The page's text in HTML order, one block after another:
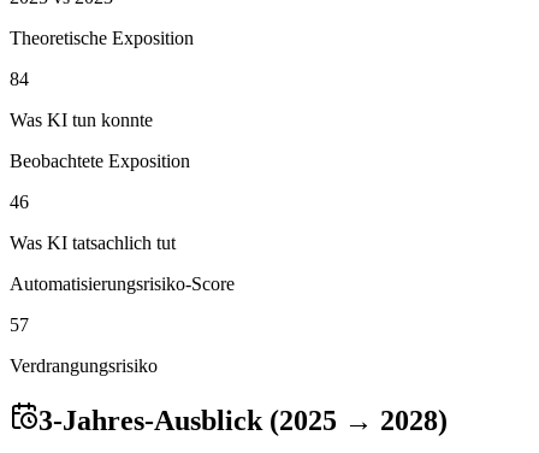
Theoretische Exposition
84
Was KI tun konnte
Beobachtete Exposition
46
Was KI tatsachlich tut
Automatisierungsrisiko-Score
57
Verdrangungsrisiko
3-Jahres-Ausblick (2025 → 2028)